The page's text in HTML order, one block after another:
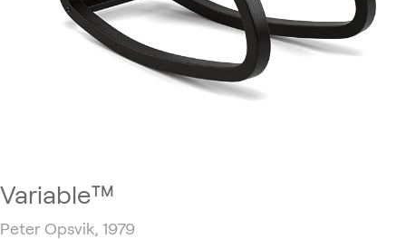
Variable™
Peter Opsvik, 1979